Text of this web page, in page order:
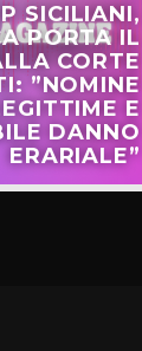
SICILIANI,
PORTA IL
CORTE
”NOMINE
E
DANNO
ERARIALE”